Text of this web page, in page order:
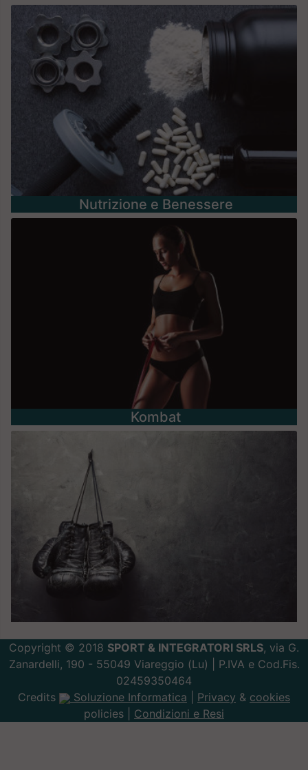
Nutrizione e Benessere
Kombat
Copyright © 2018 SPORT & INTEGRATORI SRLS, via G.
Zanardelli, 190 - 55049 Viareggio (Lu) | P.IVA e Cod.Fis.
02459350464
Credits
Soluzione Informatica Privacy & cookies
policies | Condizioni e Resi